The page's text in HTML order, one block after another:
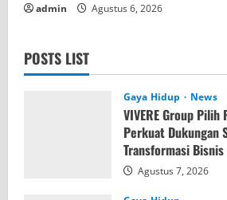
admin Agustus 6, 2026
POSTS LIST
Gaya Hidup News
VIVERE Group
Perkuat Dukungan
Transformasi Bisnis
Agustus 7, 2026